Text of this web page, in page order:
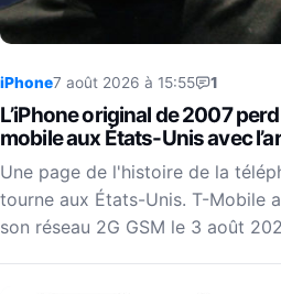
iPhone7 août 2026 à 15:55 1
L’iPhone original de 2007
mobile aux États-Unis avec
Une page de l'histoire de la
tourne aux États-Unis. T-Mobile
son réseau 2G GSM le 3 août